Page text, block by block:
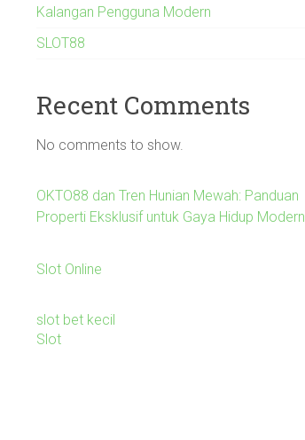
Kalangan Pengguna Modern
SLOT88
Recent Comments
No comments to show.
OKTO88 dan Tren Hunian Mewah: Panduan
Properti Eksklusif untuk Gaya Hidup Modern
Slot Online
slot bet kecil
Slot